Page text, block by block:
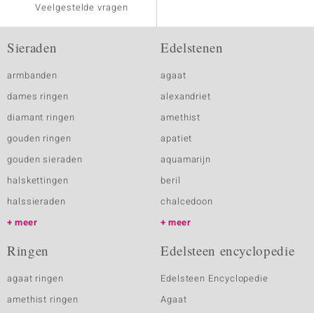
Veelgestelde vragen
Sieraden
armbanden
dames ringen
diamant ringen
gouden ringen
gouden sieraden
halskettingen
halssieraden
meer
Edelstenen
agaat
alexandriet
amethist
apatiet
aquamarijn
beril
chalcedoon
meer
Ringen
agaat ringen
amethist ringen
Edelsteen encyclopedie
Edelsteen Encyclopedie
Agaat